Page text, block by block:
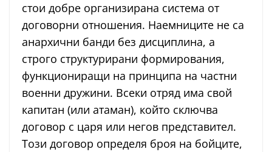
стои добре организирана система от
договорни отношения. Наемниците не са
анархични банди без дисциплина, а
строго структурирани формирования,
функциониращи на принципа на частни
военни дружини. Всеки отряд има свой
капитан (или атаман), който сключва
договор с царя или негов представител.
Този договор определя броя на бойците,